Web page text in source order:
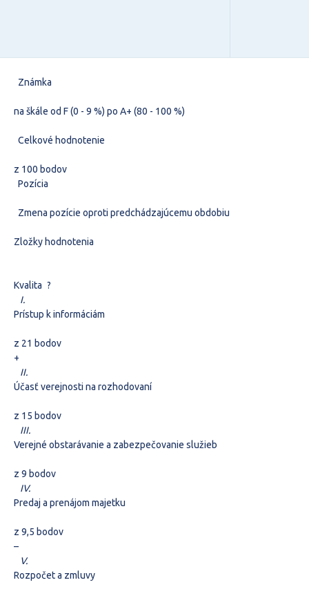
Známka
na škále od F (0 - 9 %) po A+ (80 - 100 %)
Celkové hodnotenie
z 100 bodov
Pozícia
Zmena pozície oproti predchádzajúcemu obdobiu
Zložky hodnotenia
Kvalita ?
I.
Prístup k informáciám
z 21 bodov
+
II.
Účasť verejnosti na rozhodovaní
z 15 bodov
III.
Verejné obstarávanie a zabezpečovanie služieb
z 9 bodov
IV.
Predaj a prenájom majetku
z 9,5 bodov
–
V.
Rozpočet a zmluvy